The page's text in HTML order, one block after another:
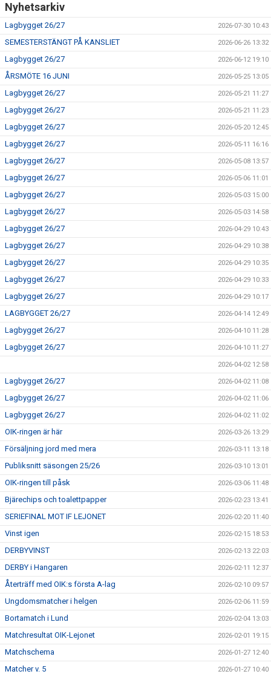
Nyhetsarkiv
Lagbygget 26/27 2026-07-30 10:43
SEMESTERSTÄNGT PÅ KANSLIET 2026-06-26 13:32
Lagbygget 26/27 2026-06-12 19:10
ÅRSMÖTE 16 JUNI 2026-05-25 13:05
Lagbygget 26/27 2026-05-21 11:27
Lagbygget 26/27 2026-05-21 11:23
Lagbygget 26/27 2026-05-20 12:45
Lagbygget 26/27 2026-05-11 16:16
Lagbygget 26/27 2026-05-08 13:57
Lagbygget 26/27 2026-05-06 11:01
Lagbygget 26/27 2026-05-03 15:00
Lagbygget 26/27 2026-05-03 14:58
Lagbygget 26/27 2026-04-29 10:43
Lagbygget 26/27 2026-04-29 10:38
Lagbygget 26/27 2026-04-29 10:35
Lagbygget 26/27 2026-04-29 10:33
Lagbygget 26/27 2026-04-29 10:17
LAGBYGGET 26/27 2026-04-14 12:49
Lagbygget 26/27 2026-04-10 11:28
Lagbygget 26/27 2026-04-10 11:27
2026-04-02 12:58
Lagbygget 26/27 2026-04-02 11:08
Lagbygget 26/27 2026-04-02 11:06
Lagbygget 26/27 2026-04-02 11:02
OIK-ringen är här 2026-03-26 13:29
Försäljning jord med mera 2026-03-11 13:18
Publiksnitt säsongen 25/26 2026-03-10 13:01
OIK-ringen till påsk 2026-03-06 11:48
Bjärechips och toalettpapper 2026-02-23 13:41
SERIEFINAL MOT IF LEJONET 2026-02-20 11:40
Vinst igen 2026-02-15 18:53
DERBYVINST 2026-02-13 22:03
DERBY i Hangaren 2026-02-11 12:37
Återträff med OIK:s första A-lag 2026-02-10 09:57
Ungdomsmatcher i helgen 2026-02-06 11:59
Bortamatch i Lund 2026-02-04 13:03
Matchresultat OIK-Lejonet 2026-02-01 19:15
Matchschema 2026-01-27 12:40
Matcher v. 5 2026-01-27 10:40